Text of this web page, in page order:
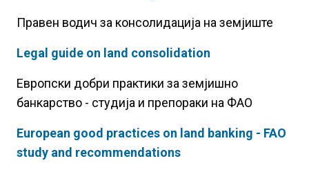
Правен водич за консолидација на земјиште
Legal guide on land consolidation
Европски добри практики за земјишно
банкарство - студија и препораки на ФАО
European good practices on land banking - FAO
study and recommendations